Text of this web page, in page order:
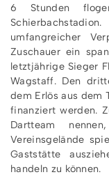
6 Stunden
umfangreicher
Zuschauer ein
letztjährige Sieger
Wagstaff. Den
dem Erlös aus dem
finanziert werden.
Dartteam
Vereinsgelände
Gaststätte
handeln zu können.